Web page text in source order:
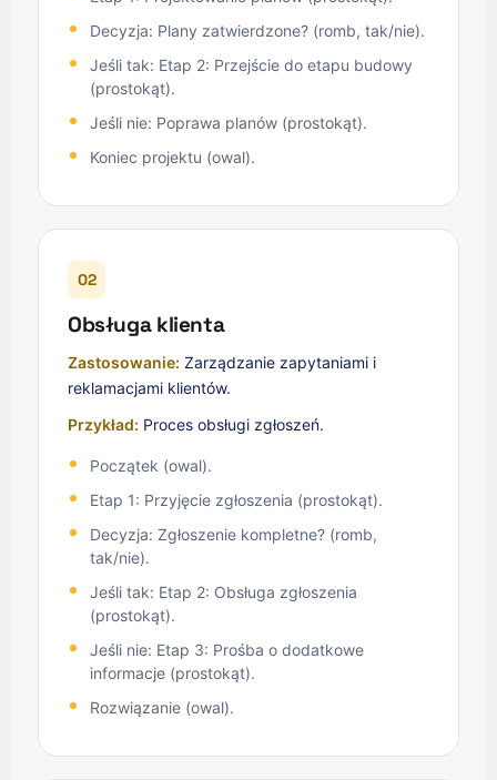
Decyzja: Plany zatwierdzone? (romb, tak/nie).
Jeśli tak: Etap 2: Przejście do etapu budowy
(prostokąt).
Jeśli nie: Poprawa planów (prostokąt).
Koniec projektu (owal).
02
Obsługa klienta
Zastosowanie: Zarządzanie zapytaniami i
reklamacjami klientów.
Przykład: Proces obsługi zgłoszeń.
Początek (owal).
Etap 1: Przyjęcie zgłoszenia (prostokąt).
Decyzja: Zgłoszenie kompletne? (romb,
tak/nie).
Jeśli tak: Etap 2: Obsługa zgłoszenia
(prostokąt).
Jeśli nie: Etap 3: Prośba o dodatkowe
informacje (prostokąt).
Rozwiązanie (owal).